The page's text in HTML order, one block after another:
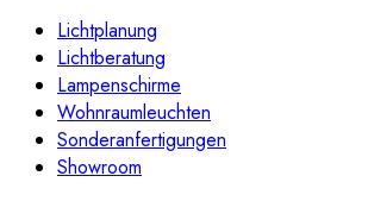
Lichtplanung
Lichtberatung
Lampenschirme
Wohnraumleuchten
Sonderanfertigungen
Showroom